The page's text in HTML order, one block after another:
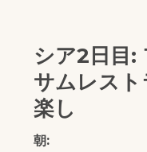
シア2日目:
サムレス
楽し
朝: